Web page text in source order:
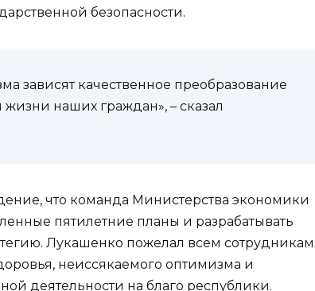
безопасности.
зависят качественное преобразование
наших граждан», – сказал
что команда Министерства экономики
пятилетние планы и разрабатывать
Лукашенко пожелал всем сотрудникам
неиссякаемого оптимизма и
деятельности на благо республики.